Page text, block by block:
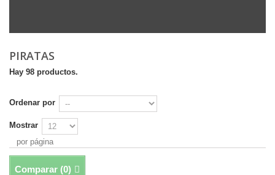
PIRATAS
Hay 98 productos.
Ordenar por
Mostrar
por página
Comparar (0)